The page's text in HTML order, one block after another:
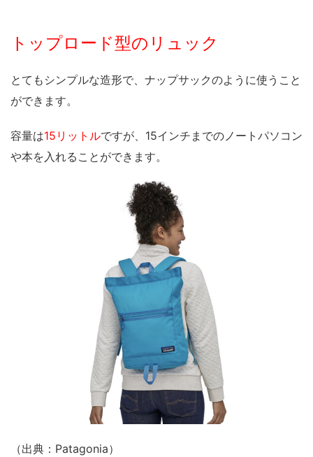
トップロード型のリュック
とてもシンプルな造形で、ナップサックのように使うこと
ができます。
容量は15リットルですが、15インチまでのノートパソコン
や本を入れることができます。
（出典：Patagonia）